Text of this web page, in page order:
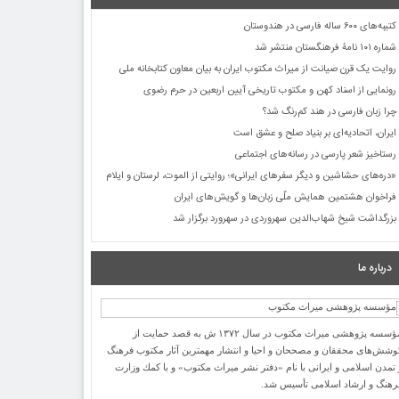
کتیبه‌های ۶۰۰ ساله فارسی در هندوستان
شماره ۱۰۱ نامۀ فرهنگستان منتشر شد
روایت یک قرن صیانت از میراث مکتوب ایران به بیان معاون کتابخانه ملی
رونمایی از اسناد کهن و مکتوب تاریخی آیین اربعین در حرم رضوی
چرا زبان فارسی در هند کم‌رنگ شد؟
ایران، اتحادیه‌ای بر بنیاد صلح و عشق است
رستاخیز شعر پارسی در رسانه‌های اجتماعی
«دره‌های حشاشین و دیگر سفرهای ایرانی»؛ روایتی از الموت، لرستان و ایلام
فراخوان هشتمین همایش ملّی زبان‌ها و گویش‌های ایران
بزرگداشت شیخ شهاب‌الدین سهروردی در سهرورد برگزار شد
درباره ما
مؤسسه پژوهشی میراث مكتوب در سال ۱۳۷۲ ش به قصد حمایت از
محققان و مصححان و احیا و انتشار مهمترین آثار مكتوب فرهنگ
تمدن اسلامی و ایرانی با نام «دفتر نشر میراث مكتوب» و با كمك وزارت
و ارشاد اسلامی تأسیس شد.